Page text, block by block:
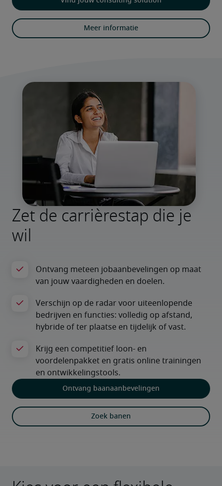
Meer informatie
Zet de carrièrestap die je
wil
Ontvang baanaanbevelingen
Zoek banen